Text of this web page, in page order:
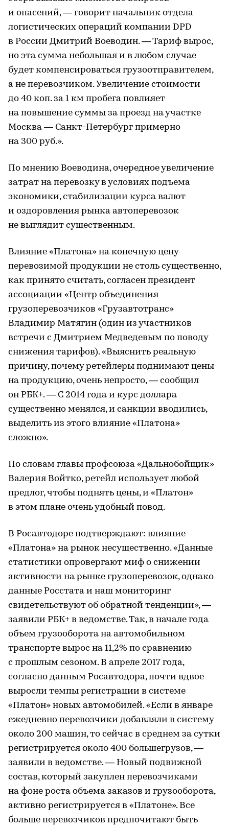
и опасений, — говорит начальник отдела
логистических операций компании DPD
в России Дмитрий Воеводин. — Тариф вырос,
но эта сумма небольшая и в любом случае
будет компенсироваться грузоотправителем,
а не перевозчиком. Увеличение стоимости
до 40 коп. за 1 км пробега повлияет
на повышение суммы за проезд на участке
Москва — Санкт-Петербург примерно
на 300 руб.».
По мнению Воеводина, очередное увеличение
затрат на перевозку в условиях подъема
экономики, стабилизации курса валют
и оздоровления рынка автоперевозок
не выглядит существенным.
Влияние «Платона» на конечную цену
перевозимой продукции не столь существенно,
как принято считать, согласен президент
ассоциации «Центр объединения
грузоперевозчиков «Грузавтотранс»
Владимир Матягин (один из участников
встречи с Дмитрием Медведевым по поводу
снижения тарифов). «Выяснить реальную
причину, почему ретейлеры поднимают цены
на продукцию, очень непросто, — сообщил
он РБК+. — С 2014 года и курс доллара
существенно менялся, и санкции вводились,
выделить из этого влияние «Платона»
сложно».
По словам главы профсоюза «Дальнобойщик»
Валерия Войтко, ретейл использует любой
предлог, чтобы поднять цены, и «Платон»
в этом плане очень удобный повод.
В Росавтодоре подтверждают: влияние
«Платона» на рынок несущественно. «Данные
статистики опровергают миф о снижении
активности на рынке грузоперевозок, однако
данные Росстата и наш мониторинг
свидетельствуют об обратной тенденции», —
заявили РБК+ в ведомстве. Так, в начале года
объем грузооборота на автомобильном
транспорте вырос на 11,2% по сравнению
с прошлым сезоном. В апреле 2017 года,
согласно данным Росавтодора, почти вдвое
выросли темпы регистрации в системе
«Платон» новых автомобилей. «Если в январе
ежедневно перевозчики добавляли в систему
около 200 машин, то сейчас в среднем за сутки
регистрируется около 400 большегрузов, —
заявили в ведомстве. — Новый подвижной
состав, который закуплен перевозчиками
на фоне роста объема заказов и грузооборота,
активно регистрируется в «Платоне». Все
больше перевозчиков предпочитают быть